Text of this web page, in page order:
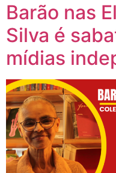
Barão nas
Silva é
mídias